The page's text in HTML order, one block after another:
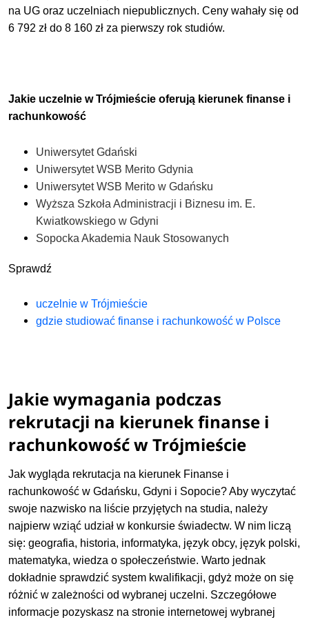
na UG oraz uczelniach niepublicznych. Ceny wahały się od
6 792 zł do 8 160 zł za pierwszy rok studiów.
Jakie uczelnie w Trójmieście oferują kierunek finanse i
rachunkowość
Uniwersytet Gdański
Uniwersytet WSB Merito Gdynia
Uniwersytet WSB Merito w Gdańsku
Wyższa Szkoła Administracji i Biznesu im. E.
Kwiatkowskiego w Gdyni
Sopocka Akademia Nauk Stosowanych
Sprawdź
uczelnie w Trójmieście
gdzie studiować finanse i rachunkowość w Polsce
Jakie wymagania podczas
rekrutacji na kierunek finanse i
rachunkowość w Trójmieście
Jak wygląda rekrutacja na kierunek Finanse i
rachunkowość w Gdańsku, Gdyni i Sopocie? Aby wyczytać
swoje nazwisko na liście przyjętych na studia, należy
najpierw wziąć udział w konkursie świadectw. W nim liczą
się: geografia, historia, informatyka, język obcy, język polski,
matematyka, wiedza o społeczeństwie. Warto jednak
dokładnie sprawdzić system kwalifikacji, gdyż może on się
różnić w zależności od wybranej uczelni. Szczegółowe
informacje pozyskasz na stronie internetowej wybranej